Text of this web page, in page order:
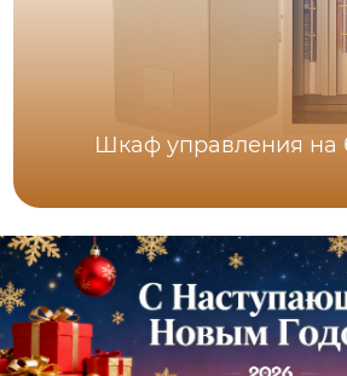
Шкаф управления на